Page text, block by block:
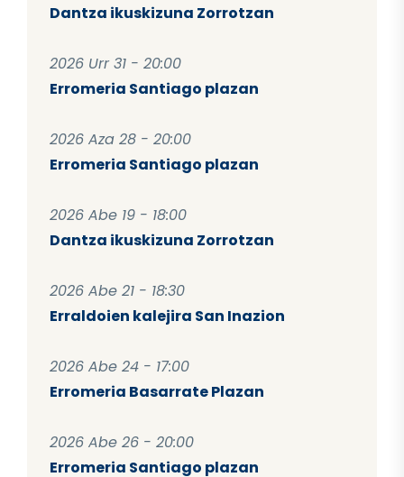
Dantza ikuskizuna Zorrotzan
2026 Urr 31 - 20:00
Erromeria Santiago plazan
2026 Aza 28 - 20:00
Erromeria Santiago plazan
2026 Abe 19 - 18:00
Dantza ikuskizuna Zorrotzan
2026 Abe 21 - 18:30
Erraldoien kalejira San Inazion
2026 Abe 24 - 17:00
Erromeria Basarrate Plazan
2026 Abe 26 - 20:00
Erromeria Santiago plazan